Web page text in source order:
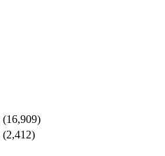
(16,909)
(2,412)